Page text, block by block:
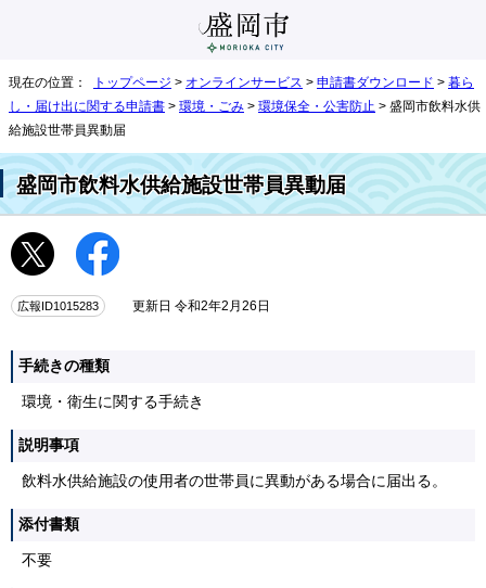
現在の位置： トップページ > オンラインサービス > 申請書ダウンロード > 暮ら
し・届け出に関する申請書 > 環境・ごみ > 環境保全・公害防止 > 盛岡市飲料水供
給施設世帯員異動届
盛岡市飲料水供給施設世帯員異動届
広報ID1015283 更新日 令和2年2月26日
手続きの種類
環境・衛生に関する手続き
説明事項
飲料水供給施設の使用者の世帯員に異動がある場合に届出る。
添付書類
不要